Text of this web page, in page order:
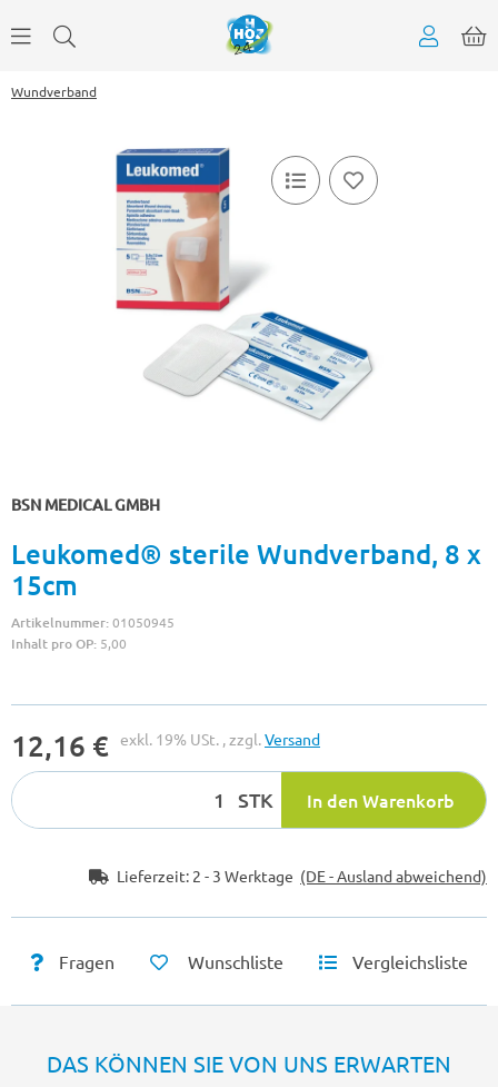
Wundverband
BSN MEDICAL GMBH
Leukomed® sterile Wundverband, 8 x
15cm
Artikelnummer:01050945
Inhalt pro OP: 5,00
12,16 € exkl. 19% USt. , zzgl.Versand
STK In den Warenkorb
Lieferzeit: 2 - 3 Werktage (DE - Ausland abweichend)
Fragen Wunschliste Vergleichsliste
DAS KÖNNEN SIE VON UNS ERWARTEN